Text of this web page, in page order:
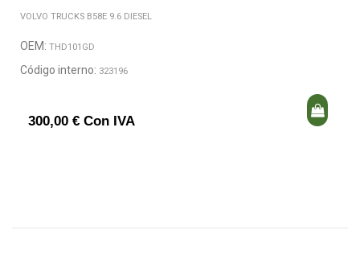
VOLVO TRUCKS B58E 9.6 DIESEL
OEM: THD101GD
Código interno: 323196
300,00 € Con IVA